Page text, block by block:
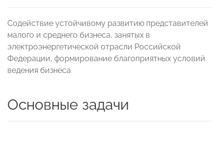
Содействие устойчивому развитию представителей
малого и среднего бизнеса, занятых в
электроэнергетической отрасли Российской
Федерации, формирование благоприятных условий
ведения бизнеса
Основные задачи